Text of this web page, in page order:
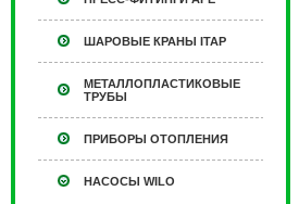
ШАРОВЫЕ КРАНЫ ITAP
МЕТАЛЛОПЛАСТИКОВЫЕ
ТРУБЫ
ПРИБОРЫ ОТОПЛЕНИЯ
НАСОСЫ WILO